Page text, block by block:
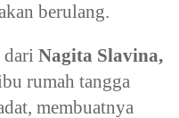
berulang.
dari Nagita Slavina,
rumah tangga
membuatnya